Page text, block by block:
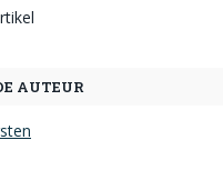
AUTEUR